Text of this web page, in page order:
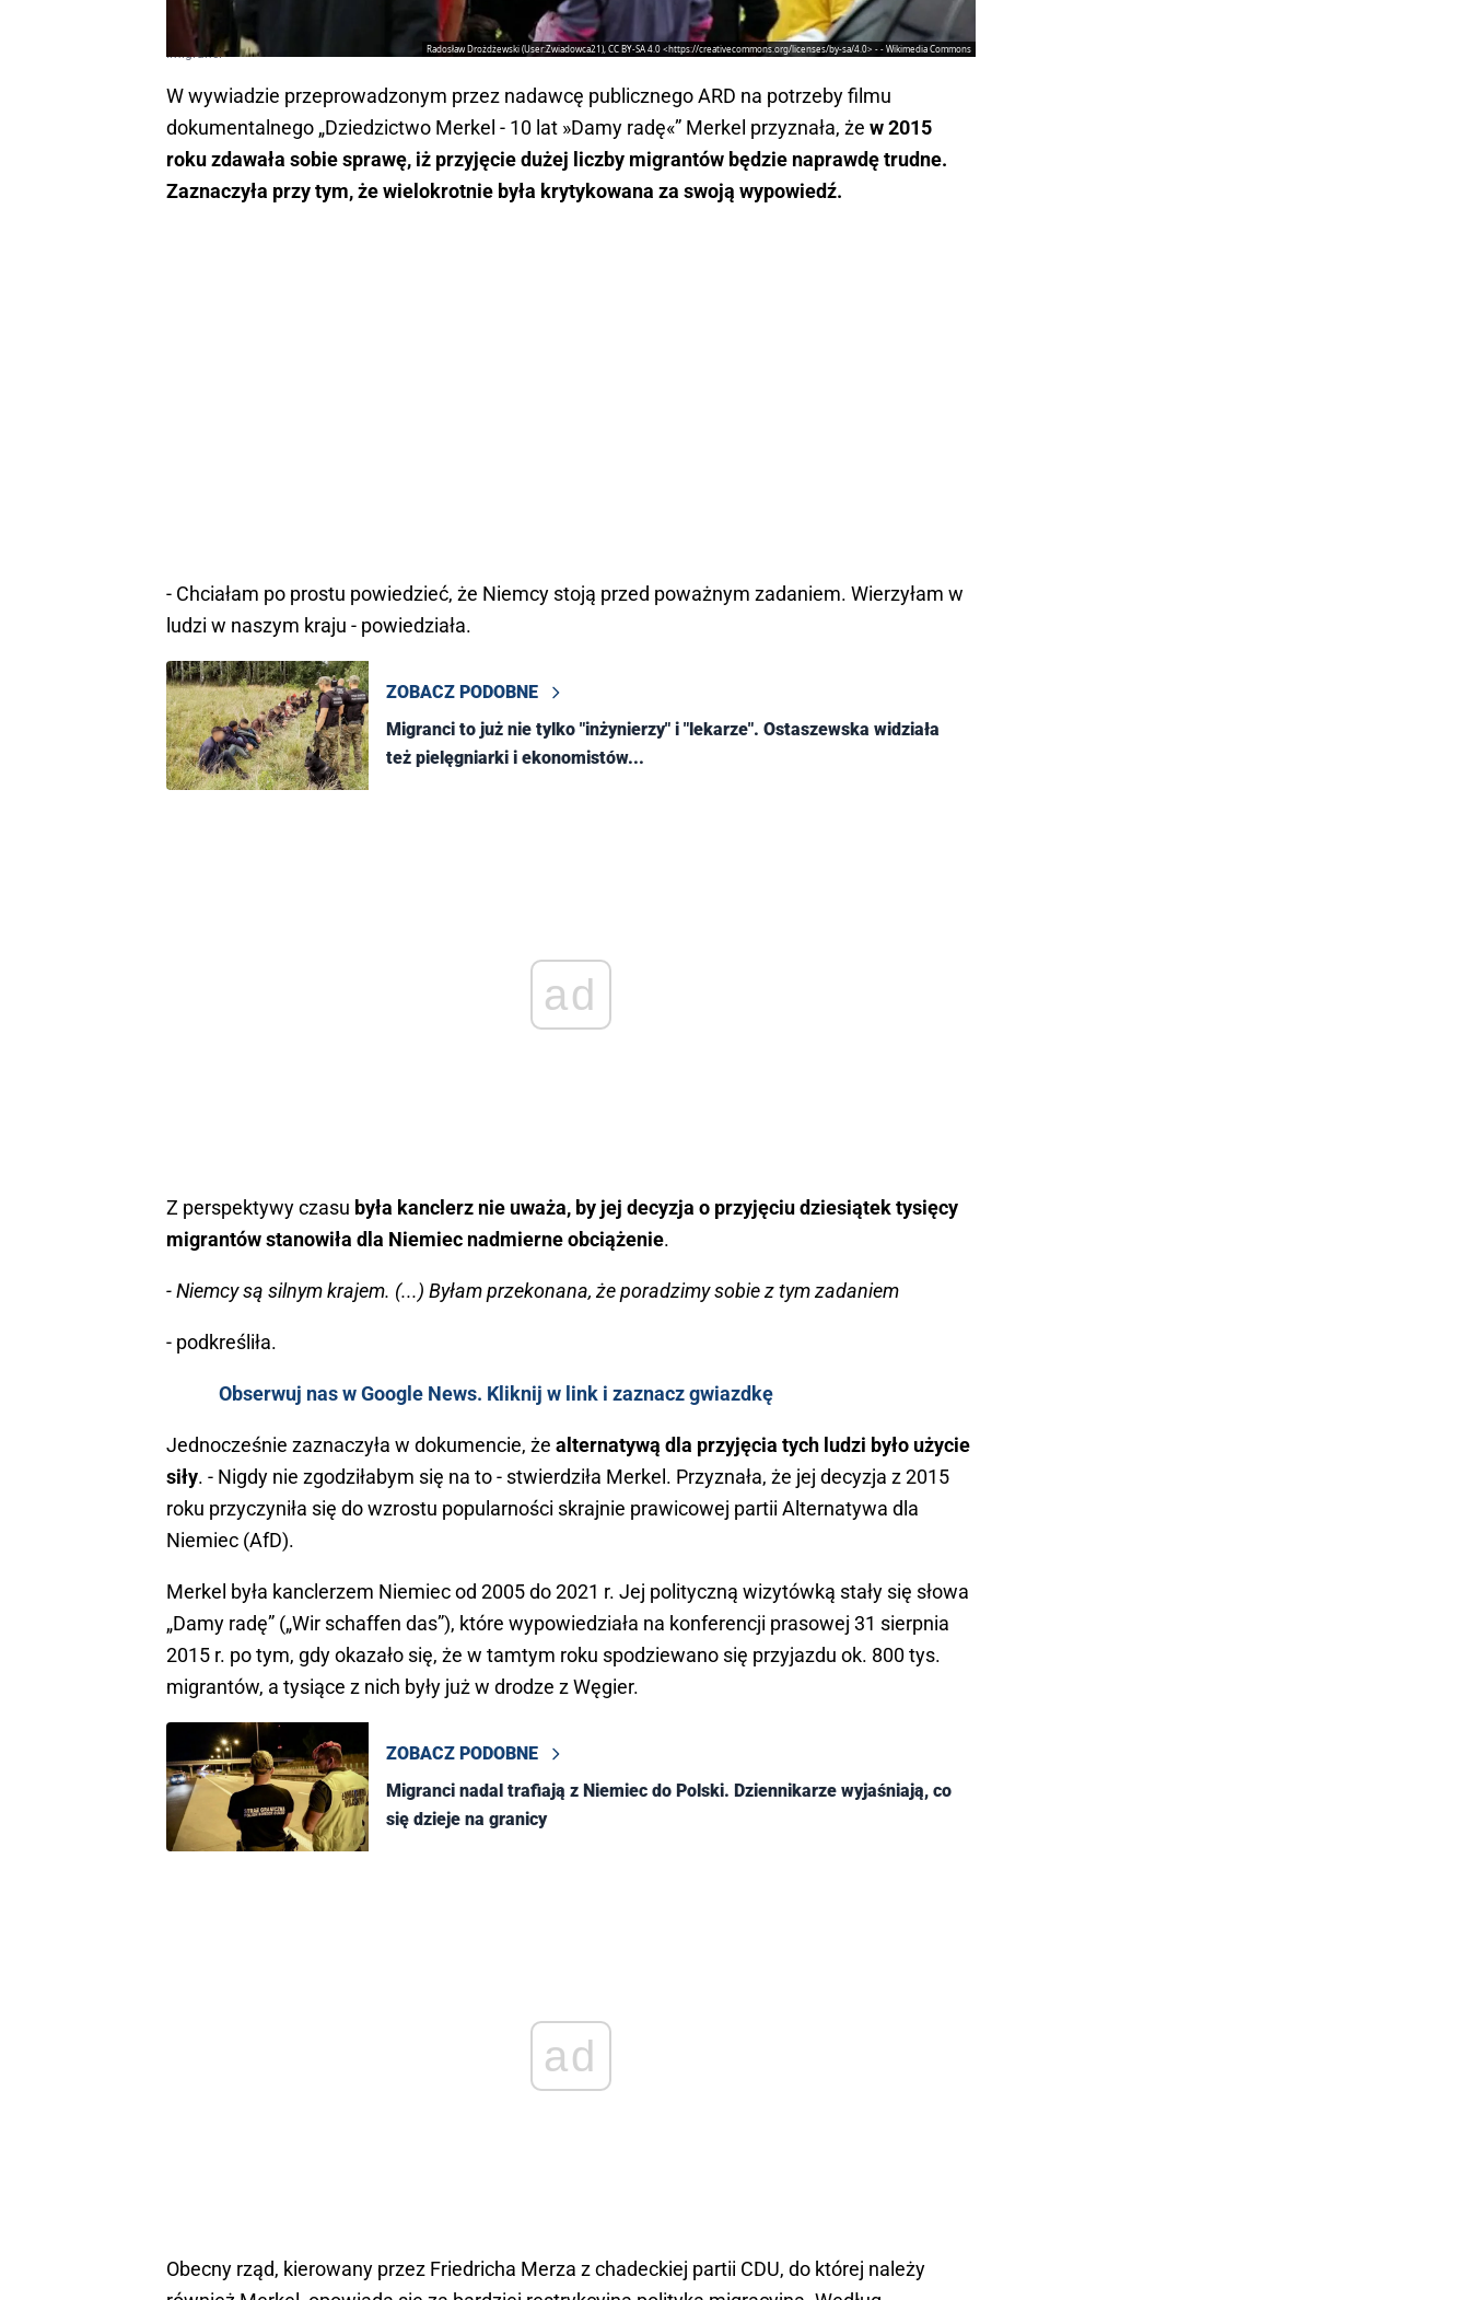
Radosław Drożdżewski (User:Zwiadowca21), CC BY-SA 4.0 <https://creativecommons.org/licenses/by-sa/4.0> - - Wikimedia Commons
Imigranci
W wywiadzie przeprowadzonym przez nadawcę publicznego ARD na potrzeby filmu
dokumentalnego „Dziedzictwo Merkel - 10 lat »Damy radę«” Merkel przyznała, że w 2015
roku zdawała sobie sprawę, iż przyjęcie dużej liczby migrantów będzie naprawdę trudne.
Zaznaczyła przy tym, że wielokrotnie była krytykowana za swoją wypowiedź.
- Chciałam po prostu powiedzieć, że Niemcy stoją przed poważnym zadaniem. Wierzyłam w
ludzi w naszym kraju - powiedziała.
ZOBACZ PODOBNE
Migranci to już nie tylko "inżynierzy" i "lekarze". Ostaszewska widziała
też pielęgniarki i ekonomistów...
ad
Z perspektywy czasu była kanclerz nie uważa, by jej decyzja o przyjęciu dziesiątek tysięcy
migrantów stanowiła dla Niemiec nadmierne obciążenie.
- Niemcy są silnym krajem. (...) Byłam przekonana, że poradzimy sobie z tym zadaniem
- podkreśliła.
Obserwuj nas w Google News. Kliknij w link i zaznacz gwiazdkę
Jednocześnie zaznaczyła w dokumencie, że alternatywą dla przyjęcia tych ludzi było użycie
siły. - Nigdy nie zgodziłabym się na to - stwierdziła Merkel. Przyznała, że jej decyzja z 2015
roku przyczyniła się do wzrostu popularności skrajnie prawicowej partii Alternatywa dla
Niemiec (AfD).
Merkel była kanclerzem Niemiec od 2005 do 2021 r. Jej polityczną wizytówką stały się słowa
„Damy radę” („Wir schaffen das”), które wypowiedziała na konferencji prasowej 31 sierpnia
2015 r. po tym, gdy okazało się, że w tamtym roku spodziewano się przyjazdu ok. 800 tys.
migrantów, a tysiące z nich były już w drodze z Węgier.
ZOBACZ PODOBNE
Migranci nadal trafiają z Niemiec do Polski. Dziennikarze wyjaśniają, co
się dzieje na granicy
ad
Obecny rząd, kierowany przez Friedricha Merza z chadeckiej partii CDU, do której należy